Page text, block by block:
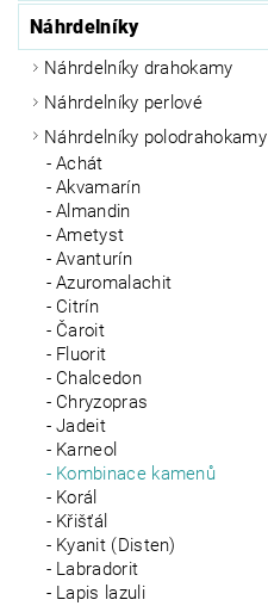
Náhrdelníky
Náhrdelníky drahokamy
Náhrdelníky perlové
Náhrdelníky polodrahokamy
Achát
Akvamarín
Almandin
Ametyst
Avanturín
Azuromalachit
Citrín
Čaroit
Fluorit
Chalcedon
Chryzopras
Jadeit
Karneol
Kombinace kamenů
Korál
Křišťál
Kyanit (Disten)
Labradorit
Lapis lazuli